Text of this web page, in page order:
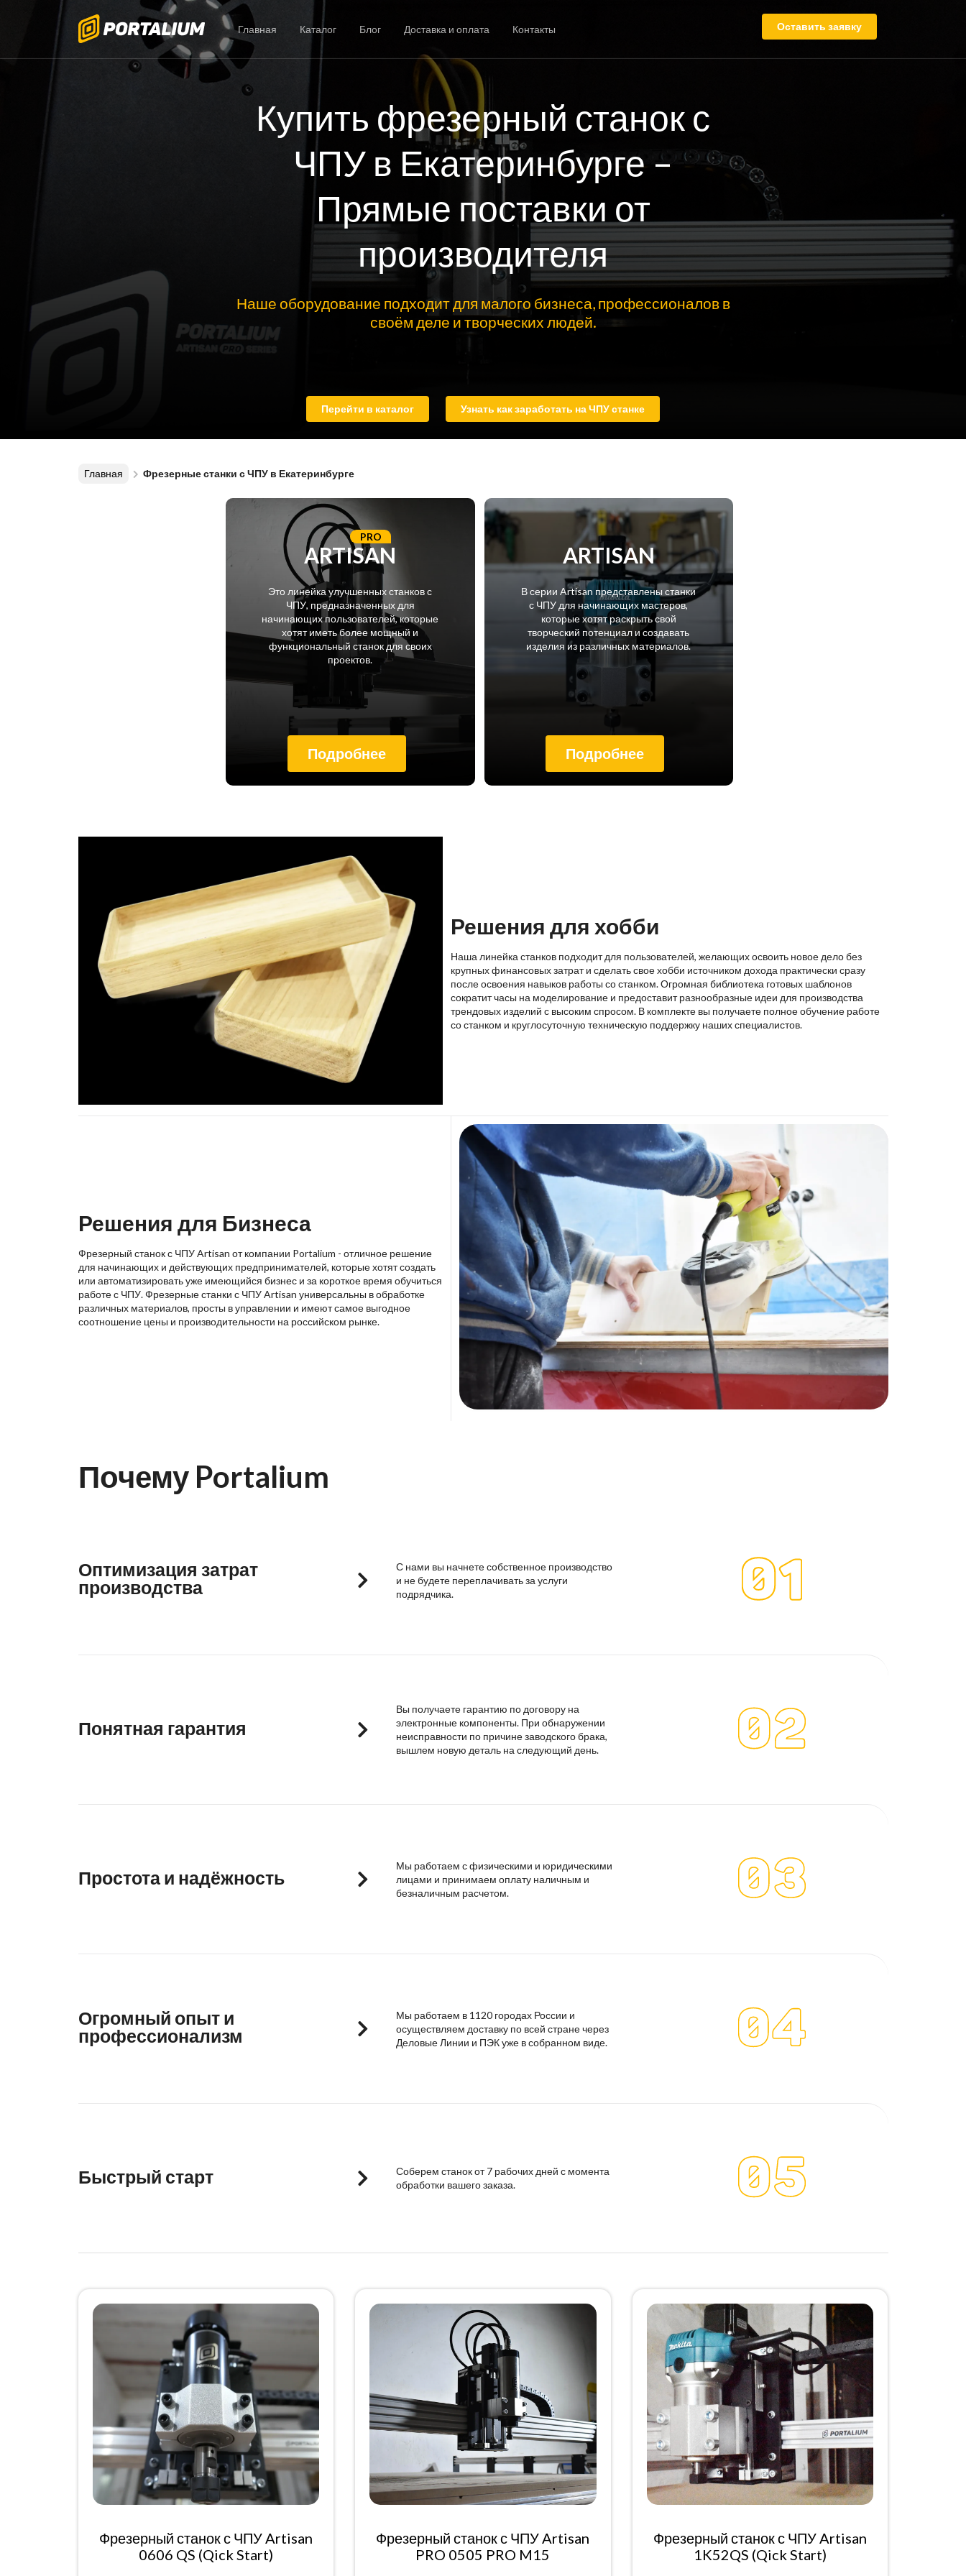
Главная Каталог Блог Доставка и оплата Контакты Оставить заявку
Купить фрезерный станок с
ЧПУ в Екатеринбурге –
Прямые поставки от
производителя
Наше оборудование подходит для малого бизнеса, профессионалов в
своём деле и творческих людей.
Перейти в каталог Узнать как заработать на ЧПУ станке
Главная Фрезерные станки с ЧПУ в Екатеринбурге
ARTISAN
PRO
Это линейка улучшенных станков с
ЧПУ, предназначенных для
начинающих пользователей, которые
хотят иметь более мощный и
функциональный станок для своих
проектов.
Подробнее
ARTISAN
В серии Artisan представлены станки
с ЧПУ для начинающих мастеров,
которые хотят раскрыть свой
творческий потенциал и создавать
изделия из различных материалов.
Подробнее
Решения для хобби
Наша линейка станков подходит для пользователей, желающих освоить новое дело без
крупных финансовых затрат и сделать свое хобби источником дохода практически сразу
после освоения навыков работы со станком. Огромная библиотека готовых шаблонов
сократит часы на моделирование и предоставит разнообразные идеи для производства
трендовых изделий с высоким спросом. В комплекте вы получаете полное обучение работе
со станком и круглосуточную техническую поддержку наших специалистов.
Решения для Бизнеса
Фрезерный станок с ЧПУ Artisan от компании Portalium - отличное решение
для начинающих и действующих предпринимателей, которые хотят создать
или автоматизировать уже имеющийся бизнес и за короткое время обучиться
работе с ЧПУ. Фрезерные станки с ЧПУ Artisan универсальны в обработке
различных материалов, просты в управлении и имеют самое выгодное
соотношение цены и производительности на российском рынке.
Почему Portalium
Оптимизация затрат
производства
С нами вы начнете собственное производство
и не будете переплачивать за услуги
подрядчика.
Понятная гарантия
Вы получаете гарантию по договору на
электронные компоненты. При обнаружении
неисправности по причине заводского брака,
вышлем новую деталь на следующий день.
Простота и надёжность
Мы работаем с физическими и юридическими
лицами и принимаем оплату наличным и
безналичным расчетом.
Огромный опыт и
профессионализм
Мы работаем в 1120 городах России и
осуществляем доставку по всей стране через
Деловые Линии и ПЭК уже в собранном виде.
Быстрый старт
Соберем станок от 7 рабочих дней с момента
обработки вашего заказа.
Фрезерный станок с ЧПУ Artisan
0606 QS (Qick Start)
Фрезерный станок с ЧПУ Artisan
PRO 0505 PRO M15
Фрезерный станок с ЧПУ Artisan
1K52QS (Qick Start)